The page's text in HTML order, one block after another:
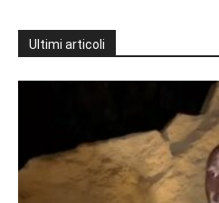
Ultimi articoli